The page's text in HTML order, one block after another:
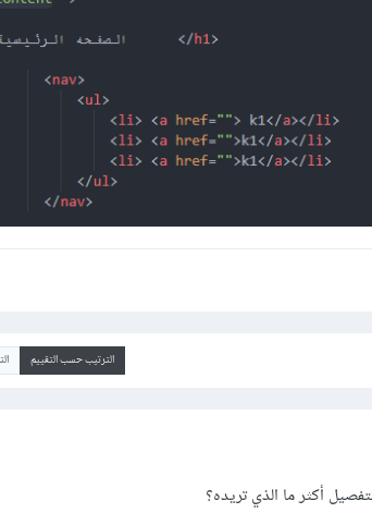
الترتيب حسب التقييم
أكثر ما الذي تريده؟